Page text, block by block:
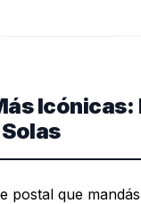
Icónicas:
postal que